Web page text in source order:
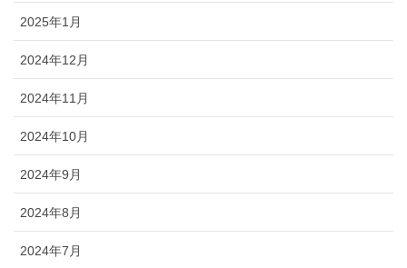
2025年1月
2024年12月
2024年11月
2024年10月
2024年9月
2024年8月
2024年7月